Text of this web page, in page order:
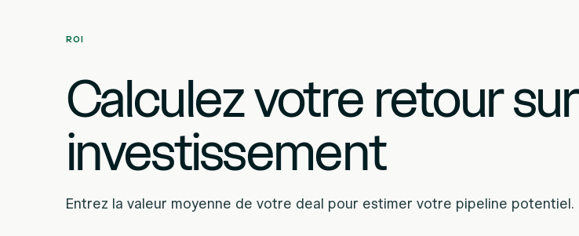
ROI
Calculez votre retour sur
investissement
Entrez la valeur moyenne de votre deal pour estimer votre pipeline potentiel.